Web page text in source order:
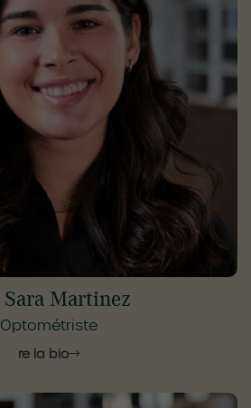
Martinez
Optométriste
Lire la bio